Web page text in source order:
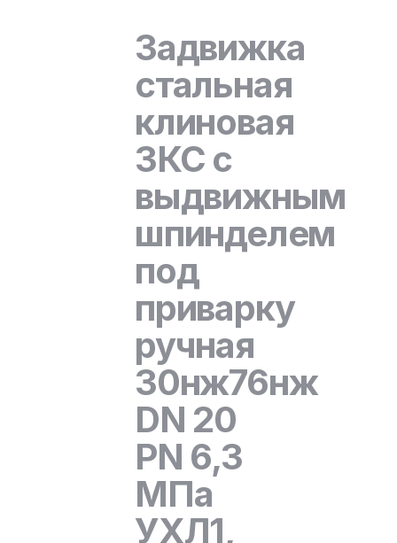
Задвижка
стальная
клиновая
ЗКС с
выдвижным
шпинделем
под
приварку
ручная
30нж76нж
DN 20
PN 6,3
МПа
УХЛ1,